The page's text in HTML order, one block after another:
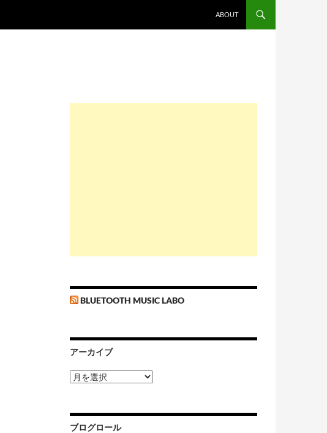
ABOUT
BLUETOOTH MUSIC LABO
アーカイブ
ア
ー
ブ
ブログロール